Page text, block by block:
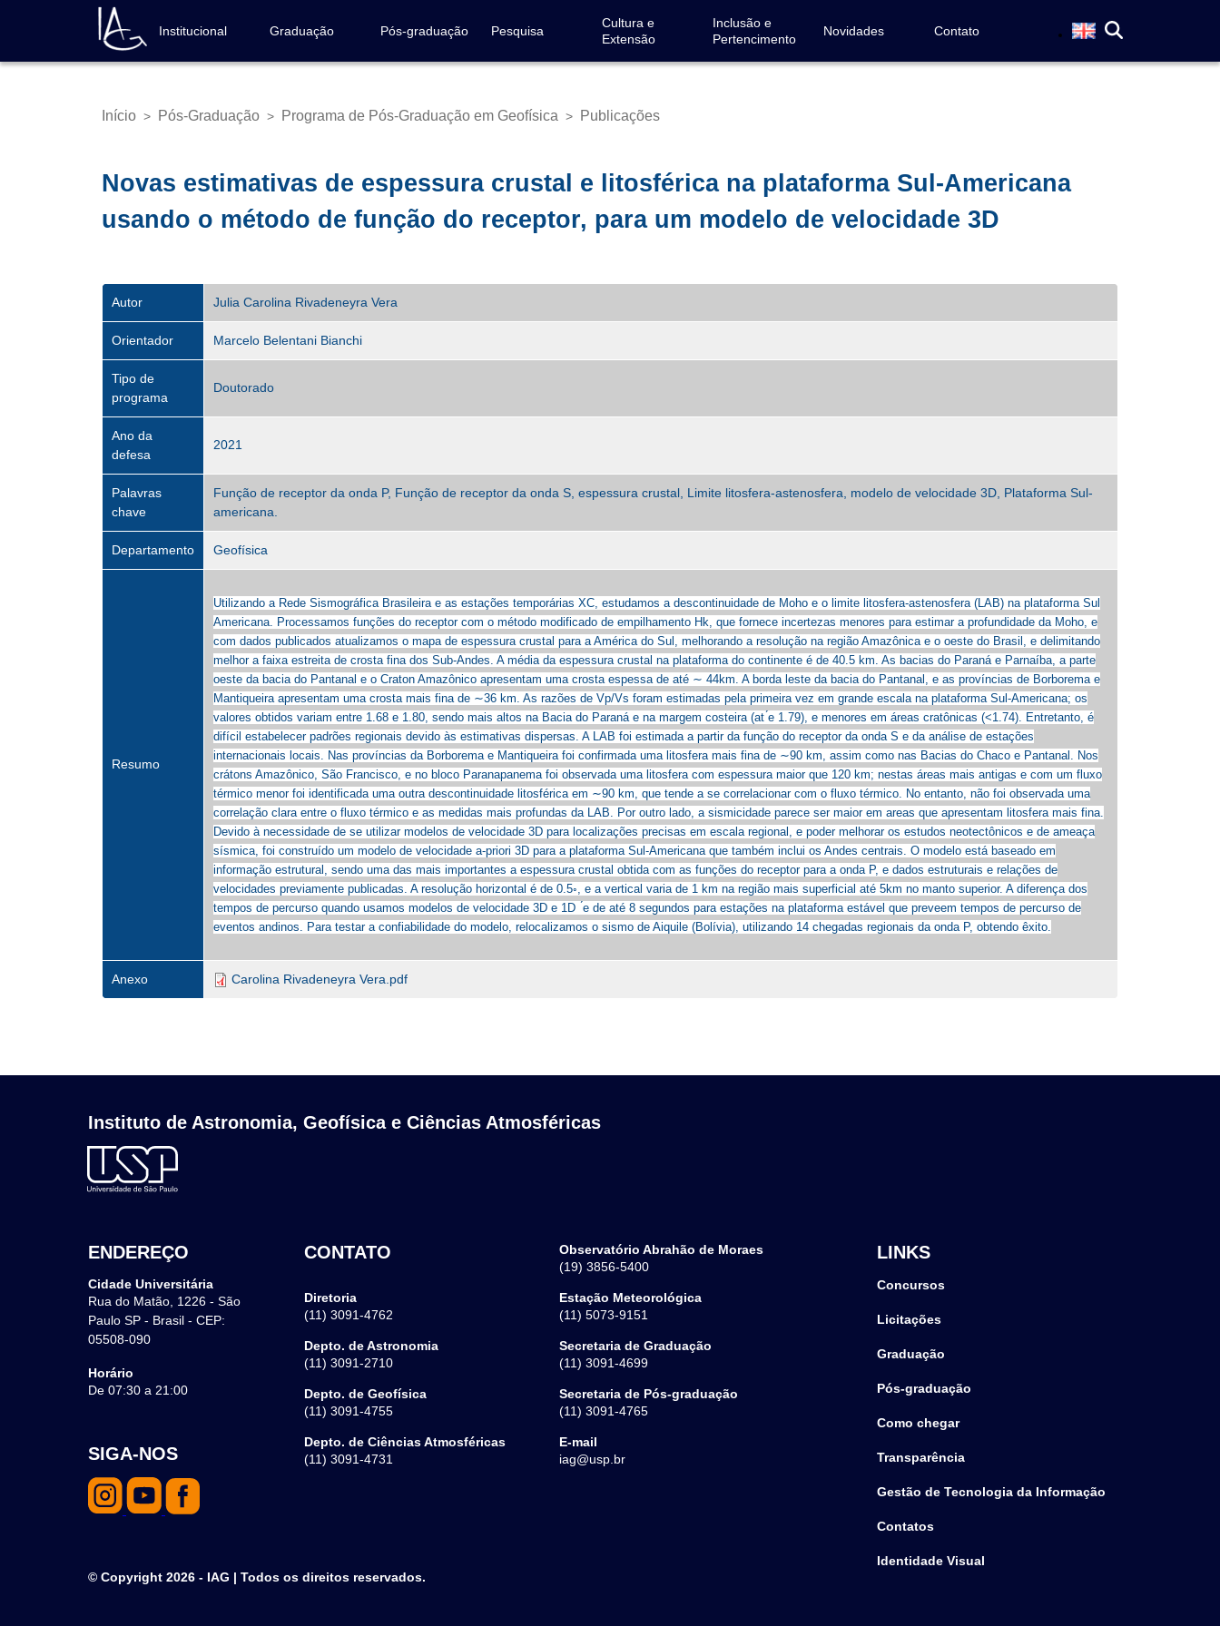
conteúdo
Navegação
principal
Institucional Graduação Pós-graduação Pesquisa
Cultura e
Extensão
Inclusão e
Pertencimento
Novidades Contato
Trilha
Início > Pós-Graduação > Programa de Pós-Graduação em Geofísica > Publicações
Novas estimativas de espessura crustal e litosférica na plataforma Sul-Americana
usando o método de função do receptor, para um modelo de velocidade 3D
Autor Julia Carolina Rivadeneyra Vera
Orientador Marcelo Belentani Bianchi
Tipo de
programa
Doutorado
Ano da
defesa
2021
Palavras
chave
Função de receptor da onda P, Função de receptor da onda S, espessura crustal, Limite litosfera-astenosfera, modelo de velocidade 3D, Plataforma Sul-
americana.
Departamento Geofísica
Resumo
Utilizando a Rede Sismográfica Brasileira e as estações temporárias XC, estudamos a descontinuidade de Moho e o limite litosfera-astenosfera (LAB) na plataforma Sul
Americana. Processamos funções do receptor com o método modificado de empilhamento Hk, que fornece incertezas menores para estimar a profundidade da Moho, e
com dados publicados atualizamos o mapa de espessura crustal para a América do Sul, melhorando a resolução na região Amazônica e o oeste do Brasil, e delimitando
melhor a faixa estreita de crosta fina dos Sub-Andes. A média da espessura crustal na plataforma do continente é de 40.5 km. As bacias do Paraná e Parnaíba, a parte
oeste da bacia do Pantanal e o Craton Amazônico apresentam uma crosta espessa de até ∼ 44km. A borda leste da bacia do Pantanal, e as províncias de Borborema e
Mantiqueira apresentam uma crosta mais fina de ∼36 km. As razões de Vp/Vs foram estimadas pela primeira vez em grande escala na plataforma Sul-Americana; os
valores obtidos variam entre 1.68 e 1.80, sendo mais altos na Bacia do Paraná e na margem costeira (at ́e 1.79), e menores em áreas cratônicas (<1.74). Entretanto, é
difícil estabelecer padrões regionais devido às estimativas dispersas. A LAB foi estimada a partir da função do receptor da onda S e da análise de estações
internacionais locais. Nas províncias da Borborema e Mantiqueira foi confirmada uma litosfera mais fina de ∼90 km, assim como nas Bacias do Chaco e Pantanal. Nos
crátons Amazônico, São Francisco, e no bloco Paranapanema foi observada uma litosfera com espessura maior que 120 km; nestas áreas mais antigas e com um fluxo
térmico menor foi identificada uma outra descontinuidade litosférica em ∼90 km, que tende a se correlacionar com o fluxo térmico. No entanto, não foi observada uma
correlação clara entre o fluxo térmico e as medidas mais profundas da LAB. Por outro lado, a sismicidade parece ser maior em areas que apresentam litosfera mais fina.
Devido à necessidade de se utilizar modelos de velocidade 3D para localizações precisas em escala regional, e poder melhorar os estudos neotectônicos e de ameaça
sísmica, foi construído um modelo de velocidade a-priori 3D para a plataforma Sul-Americana que também inclui os Andes centrais. O modelo está baseado em
informação estrutural, sendo uma das mais importantes a espessura crustal obtida com as funções do receptor para a onda P, e dados estruturais e relações de
velocidades previamente publicadas. A resolução horizontal é de 0.5◦, e a vertical varia de 1 km na região mais superficial até 5km no manto superior. A diferença dos
tempos de percurso quando usamos modelos de velocidade 3D e 1D ́e de até 8 segundos para estações na plataforma estável que preveem tempos de percurso de
eventos andinos. Para testar a confiabilidade do modelo, relocalizamos o sismo de Aiquile (Bolívia), utilizando 14 chegadas regionais da onda P, obtendo êxito.
Anexo Carolina Rivadeneyra Vera.pdf
Instituto de Astronomia, Geofísica e Ciências Atmosféricas
ENDEREÇO
Cidade Universitária
Rua do Matão, 1226 - São
Paulo SP - Brasil - CEP:
05508-090
Horário
De 07:30 a 21:00
CONTATO
Diretoria
(11) 3091-4762
Depto. de Astronomia
(11) 3091-2710
Depto. de Geofísica
(11) 3091-4755
Depto. de Ciências Atmosféricas
(11) 3091-4731
Observatório Abrahão de Moraes
(19) 3856-5400
Estação Meteorológica
(11) 5073-9151
Secretaria de Graduação
(11) 3091-4699
Secretaria de Pós-graduação
(11) 3091-4765
E-mail
iag@usp.br
LINKS
Concursos
Licitações
Graduação
Pós-graduação
Como chegar
Transparência
Gestão de Tecnologia da Informação
Contatos
Identidade Visual
SIGA-NOS
© Copyright 2026 - IAG | Todos os direitos reservados.